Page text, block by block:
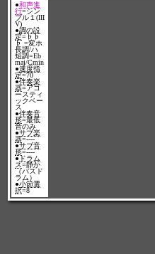
●和声進
行=シン
プル１(III
V)
●調の設
定=♭♭
♭ =変ホ
長調/ハ
短調=Eb
maj/Cmin
●速度指
定=70
●伴奏楽
器=アコ
ースティ
ックベー
ス
●伴奏音
形=最低
音のみ
●サブ楽
器=----
●サブ音
形=----
●ドラム
ス=静か
（バスド
ラム）
●小節選
択=8